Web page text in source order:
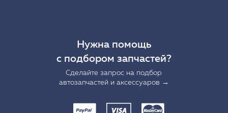
Нужна помощь
с подбором запчастей?
Сделайте запрос на подбор
автозапчастей и аксессуаров →